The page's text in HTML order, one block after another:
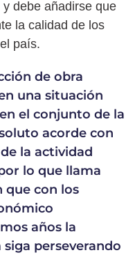
debe añadirse que
la calidad de los
país.
de obra
una situación
el conjunto de la
acorde con
la actividad
lo que llama
que con los
años la
perseverando